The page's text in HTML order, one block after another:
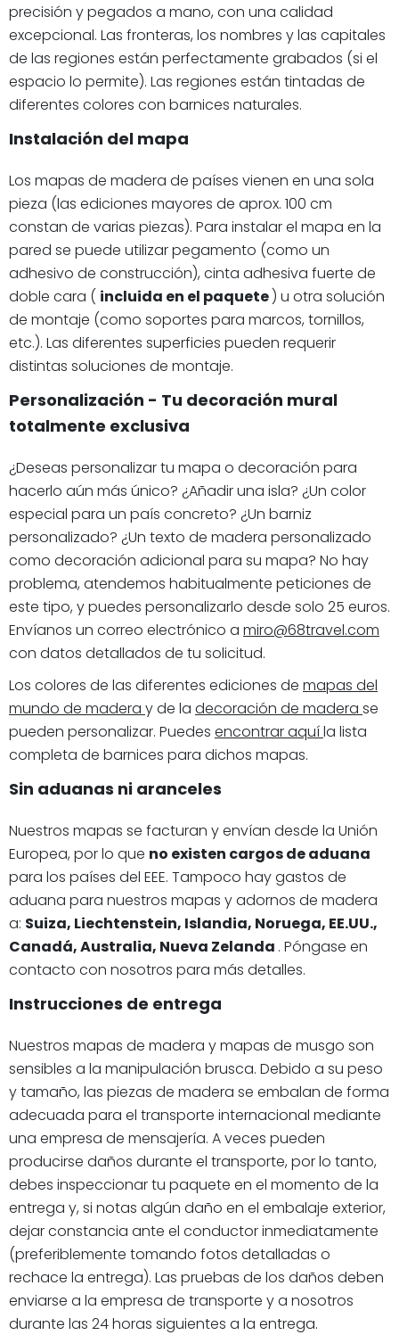
precisión y pegados a mano, con una calidad
excepcional. Las fronteras, los nombres y las capitales
de las regiones están perfectamente grabados (si el
espacio lo permite). Las regiones están tintadas de
diferentes colores con barnices naturales.
Instalación del mapa
Los mapas de madera de países vienen en una sola
pieza (las ediciones mayores de aprox. 100 cm
constan de varias piezas). Para instalar el mapa en la
pared se puede utilizar pegamento (como un
adhesivo de construcción), cinta adhesiva fuerte de
doble cara ( incluida en el paquete) u otra solución
de montaje (como soportes para marcos, tornillos,
etc.). Las diferentes superficies pueden requerir
distintas soluciones de montaje.
Personalización - Tu decoración mural
totalmente exclusiva
¿Deseas personalizar tu mapa o decoración para
hacerlo aún más único? ¿Añadir una isla? ¿Un color
especial para un país concreto? ¿Un barniz
personalizado? ¿Un texto de madera personalizado
como decoración adicional para su mapa? No hay
problema, atendemos habitualmente peticiones de
este tipo, y puedes personalizarlo desde solo 25 euros.
Envíanos un correo electrónico a miro@68travel.com
con datos detallados de tu solicitud.
Los colores de las diferentes ediciones de mapas del
mundo de madera y de la decoración de madera se
pueden personalizar. Puedes encontrar aquíla lista
completa de barnices para dichos mapas.
Sin aduanas ni aranceles
Nuestros mapas se facturan y envían desde la Unión
Europea, por lo que no existen cargos de aduana
para los países del EEE. Tampoco hay gastos de
aduana para nuestros mapas y adornos de madera
a: Suiza, Liechtenstein, Islandia, Noruega, EE.UU.,
Canadá, Australia, Nueva Zelanda . Póngase en
contacto con nosotros para más detalles.
Instrucciones de entrega
Nuestros mapas de madera y mapas de musgo son
sensibles a la manipulación brusca. Debido a su peso
y tamaño, las piezas de madera se embalan de forma
adecuada para el transporte internacional mediante
una empresa de mensajería. A veces pueden
producirse daños durante el transporte, por lo tanto,
debes inspeccionar tu paquete en el momento de la
entrega y, si notas algún daño en el embalaje exterior,
dejar constancia ante el conductor inmediatamente
(preferiblemente tomando fotos detalladas o
rechace la entrega). Las pruebas de los daños deben
enviarse a la empresa de transporte y a nosotros
durante las 24 horas siguientes a la entrega.